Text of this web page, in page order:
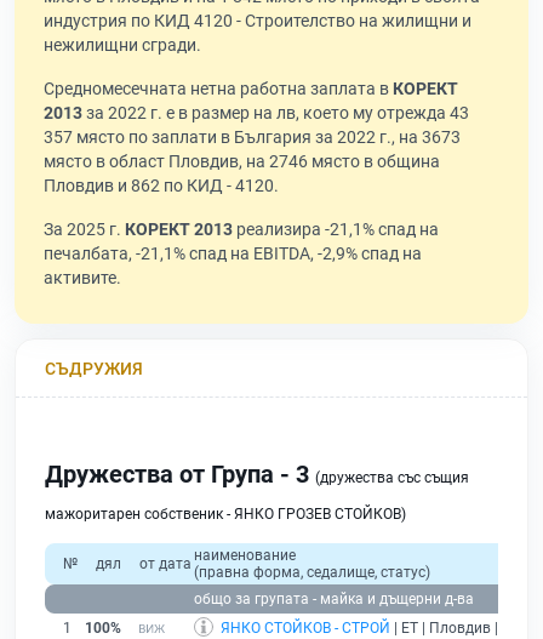
индустрия по КИД 4120 - Строителство на жилищни и
нежилищни сгради.
Средномесечната нетна работна заплата в КОРЕКТ
2013за 2022 г. е в размер на лв, което му отрежда 43
357 място по заплати в България за 2022 г., на 3673
място в област Пловдив, на 2746 място в община
Пловдив и 862 по КИД - 4120.
За 2025 г. КОРЕКТ 2013 реализира -21,1% спад на
печалбата, -21,1% спад на EBITDA, -2,9% спад на
активите.
СЪДРУЖИЯ
Дружества от Група - 3 (дружества със същия
мажоритарен собственик - ЯНКО ГРОЗЕВ СТОЙКОВ)
№ дял от дата наименование
(правна форма, седалище, статус)
общо за групата - майка и дъщерни д-ва
1
100% ЯНКО СТОЙКОВ - СТРОЙ | ЕТ | Пловдив |